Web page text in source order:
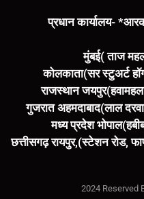
प्रधान कार्यालय-
मुंबई( ताज
कोलकाता(सर स्टुअर्ट
राजस्थान जयपुर(हवामहल
गुजरात अहमदाबाद(लाल
मध्य प्रदेश
छत्तीसगढ़ रायपुर,(स्टेशन रोड,
2024 Reserved